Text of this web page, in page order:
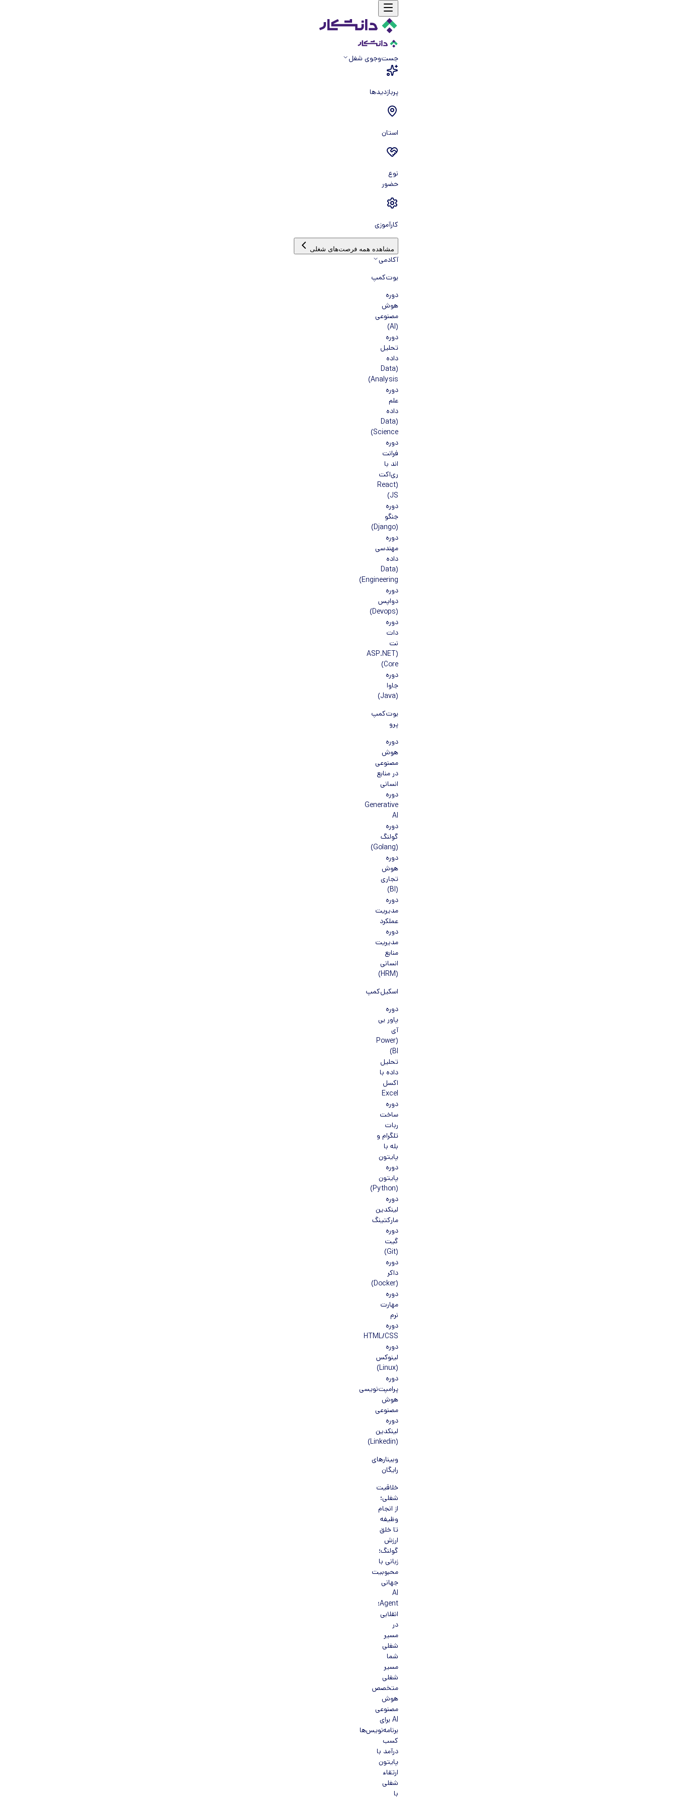
جست‌و‌جوی شغل
پربازدیدها
استان
نوع
حضور
کارآموزی
مشاهده همه فرصت‌های شغلی
آکادمی
بوت‌کمپ
دوره
هوش
مصنوعی
(AI)
دوره
تحلیل
داده
(Data
Analysis)
دوره
علم
داده
(Data
Science)
دوره
فرانت
اند با
ری‌اکت
(React
JS)
دوره
جنگو
(Django)
دوره
مهندسی
داده
(Data
Engineering)
دوره
دواپس
(Devops)
دوره
دات
نت
(ASP.NET
Core)
دوره
جاوا
(Java)
بوت‌کمپ
پرو
دوره
هوش
مصنوعی
در منابع
انسانی
دوره
Generative
AI
دوره
گولنگ
(Golang)
دوره
هوش
تجاری
(BI)
دوره
مدیریت
عملکرد
دوره
مدیریت
منابع
انسانی
(HRM)
اسکیل‌کمپ
دوره
پاور بی
آی
(Power
BI)
تحلیل
داده با
اکسل
Excel
دوره
ساخت
ربات
تلگرام و
بله با
پایتون
دوره
پایتون
(Python)
دوره
لینکدین
مارکتینگ
دوره
گیت
(Git)
دوره
داکر
(Docker)
دوره
مهارت
نرم
دوره
HTML/CSS
دوره
لینوکس
(Linux)
دوره
پرامپت‌نویسی
هوش
مصنوعی
دوره
لینکدین
(Linkedin)
وبینارهای
رایگان
خلاقیت
شغلی؛
از انجام
وظیفه
تا خلق
ارزش
گولنگ؛
زبانی با
محبوبیت
جهانی
AI
Agent؛
انقلابی
در
مسیر
شغلی
شما
مسیر
شغلی
متخصص
هوش
مصنوعی
AI برای
برنامه‌نویس‌ها
کسب
درآمد با
پایتون
ارتقاء
شغلی
با